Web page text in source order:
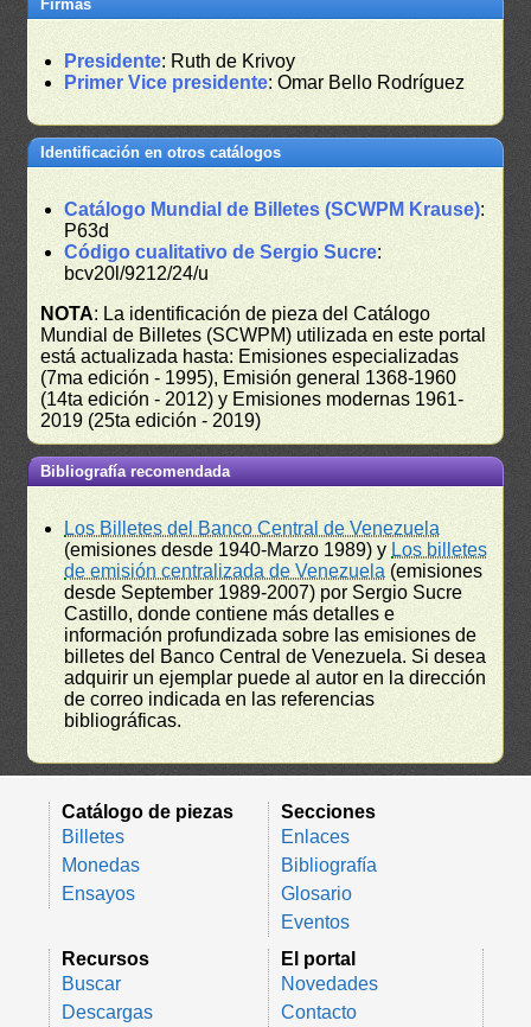
Firmas
Presidente: Ruth de Krivoy
Primer Vice presidente: Omar Bello Rodríguez
Identificación en otros catálogos
Catálogo Mundial de Billetes (SCWPM Krause):
P63d
Código cualitativo de Sergio Sucre:
bcv20l/9212/24/u
NOTA: La identificación de pieza del Catálogo
Mundial de Billetes (SCWPM) utilizada en este portal
está actualizada hasta: Emisiones especializadas
(7ma edición - 1995), Emisión general 1368-1960
(14ta edición - 2012) y Emisiones modernas 1961-
2019 (25ta edición - 2019)
Bibliografía recomendada
Los Billetes del Banco Central de Venezuela
(emisiones desde 1940-Marzo 1989) y Los billetes
de emisión centralizada de Venezuela (emisiones
desde September 1989-2007) por Sergio Sucre
Castillo, donde contiene más detalles e
información profundizada sobre las emisiones de
billetes del Banco Central de Venezuela. Si desea
adquirir un ejemplar puede al autor en la dirección
de correo indicada en las referencias
bibliográficas.
Catálogo de piezas
Billetes
Monedas
Ensayos
Secciones
Enlaces
Bibliografía
Glosario
Eventos
Recursos
Buscar
Descargas
El portal
Novedades
Contacto